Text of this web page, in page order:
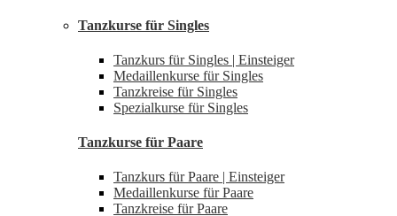
Tanzkurse für Singles
Tanzkurs für Singles | Einsteiger
Medaillenkurse für Singles
Tanzkreise für Singles
Spezialkurse für Singles
Tanzkurse für Paare
Tanzkurs für Paare | Einsteiger
Medaillenkurse für Paare
Tanzkreise für Paare